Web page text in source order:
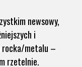
newsowy,
i
rocka/metalu –
rzetelnie.